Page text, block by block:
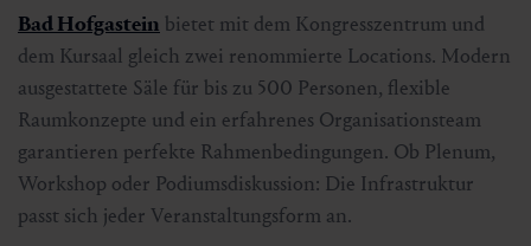
Bad Hofgastein bietet mit dem Kongresszentrum und
dem Kursaal gleich zwei renommierte Locations. Modern
ausgestattete Säle für bis zu 500 Personen, flexible
Raumkonzepte und ein erfahrenes Organisationsteam
garantieren perfekte Rahmenbedingungen. Ob Plenum,
Workshop oder Podiumsdiskussion: Die Infrastruktur
passt sich jeder Veranstaltungsform an.